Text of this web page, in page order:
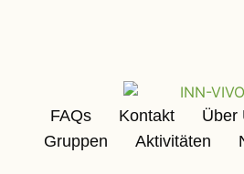
FAQs Kontakt Über
Gruppen
Aktivitäten